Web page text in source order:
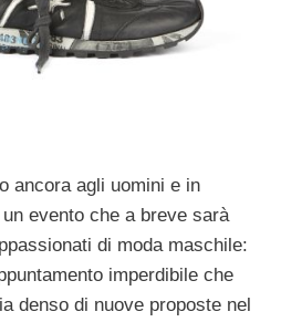
ancora agli uomini e in
evento che a breve sarà
di moda maschile:
imperdibile che
denso di nuove proposte nel